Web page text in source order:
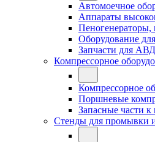
Автомоечное
Аппараты
Пеногенераторы,
Оборудование
Запчасти для АВД
Компрессорное
Компрессорное
Поршневые
Запасные части к
Стенды для промывки